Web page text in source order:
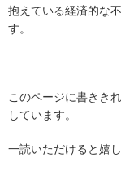
抱えている経済的な
す。
このページに書きき
しています。
一読いただけると嬉し